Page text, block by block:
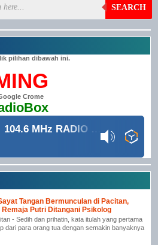
SEARCH
pilihan dibawah ini.
Crome
104.6 MHz RADIO GRINDULU FM
Tangan Bermunculan di Pacitan,
Remaja Putri Ditangani Psikolog
- Sedih dan prihatin, kata itulah yang pertama
dari para orang tua dengan semakin banyaknya